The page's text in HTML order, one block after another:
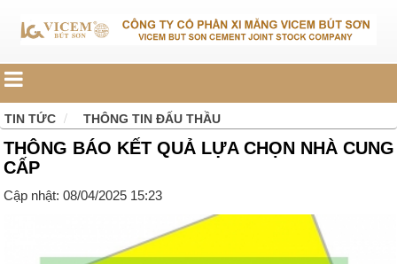
TIN TỨC THÔNG TIN ĐẤU THẦU
THÔNG BÁO KẾT QUẢ LỰA CHỌN NHÀ CUNG
CẤP
Cập nhật: 08/04/2025 15:23